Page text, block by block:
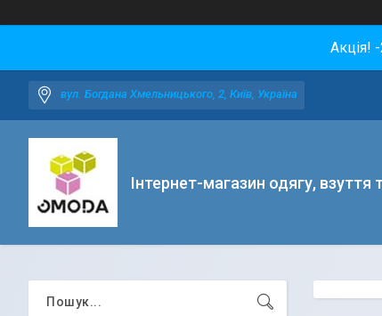
Акція!
вул. Богдана Хмельницького, 2, Київ, Україна
Інтернет-магазин одягу, взуття